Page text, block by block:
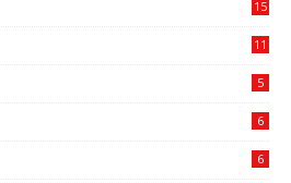
15
11
5
6
6